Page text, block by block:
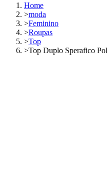
Home
>moda
>Feminino
>Roupas
>Top
>Top Duplo Sperafico